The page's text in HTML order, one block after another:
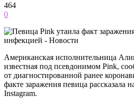
464
0
Американская исполнительница
известная под псевдонимом Pink,
от диагностированной ранее
факте заражения певица рассказала
Instagram.